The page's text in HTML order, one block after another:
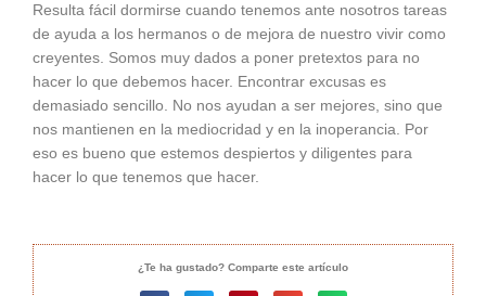
Resulta fácil dormirse cuando tenemos ante nosotros tareas
de ayuda a los hermanos o de mejora de nuestro vivir como
creyentes. Somos muy dados a poner pretextos para no
hacer lo que debemos hacer. Encontrar excusas es
demasiado sencillo. No nos ayudan a ser mejores, sino que
nos mantienen en la mediocridad y en la inoperancia. Por
eso es bueno que estemos despiertos y diligentes para
hacer lo que tenemos que hacer.
¿Te ha gustado? Comparte este artículo